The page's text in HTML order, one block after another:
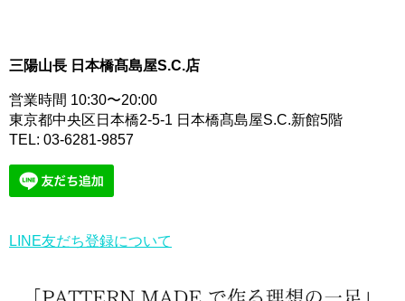
三陽山長 日本橋髙島屋S.C.店
営業時間 10:30〜20:00
東京都中央区日本橋2-5-1 日本橋髙島屋S.C.新館5階
TEL: 03-6281-9857
LINE友だち登録について